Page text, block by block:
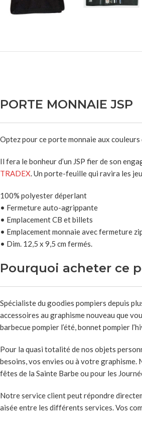
PORTE MONNAIE JSP
Optez pour ce porte monnaie aux couleurs
Il fera le bonheur d’un JSP fier de son
TRADEX. Un porte-feuille qui ravira les
100% polyester déperlant
• Fermeture auto-agrippante
• Emplacement CB et billets
• Emplacement monnaie avec fermeture
• Dim. 12,5 x 9,5 cm fermés.
Pourquoi acheter ce
Spécialiste du goodies pompiers depuis
accessoires au graphisme nouveau que
barbecue pompier l’été, bonnet pompier
Pour la quasi totalité de nos objets
besoins, vos envies ou à votre
fêtes de la Sainte Barbe ou pour les
Notre service client peut répondre
aisée entre les différents services. Vos